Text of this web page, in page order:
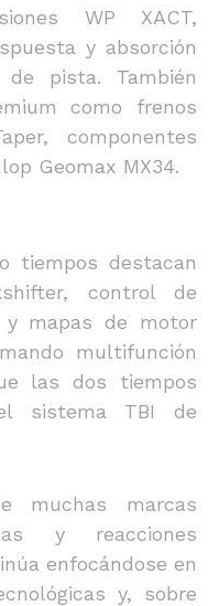
WP XACT,
y absorción
pista. También
como frenos
componentes
Geomax MX34.
tiempos destacan
control de
y mapas de motor
multifunción
las dos tiempos
sistema TBI de
muchas marcas
y reacciones
enfocándose en
y, sobre